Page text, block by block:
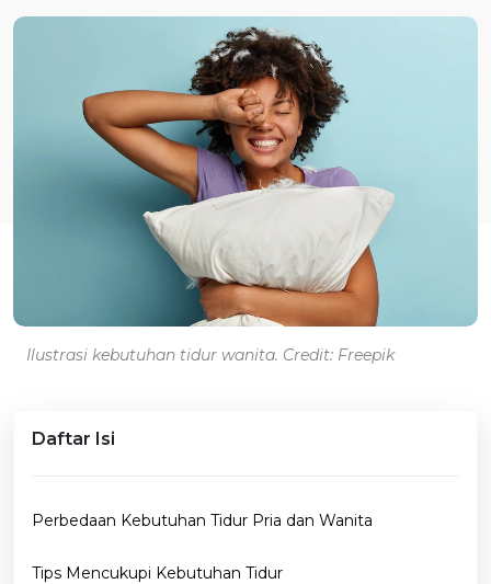
Ilustrasi kebutuhan tidur wanita. Credit: Freepik
Daftar Isi
Perbedaan Kebutuhan Tidur Pria dan Wanita
Tips Mencukupi Kebutuhan Tidur